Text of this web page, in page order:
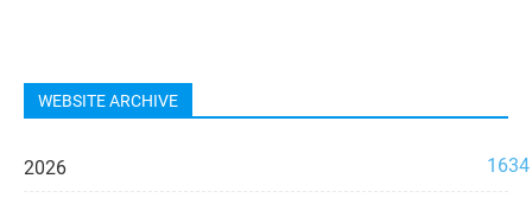
WEBSITE ARCHIVE
2026 1634